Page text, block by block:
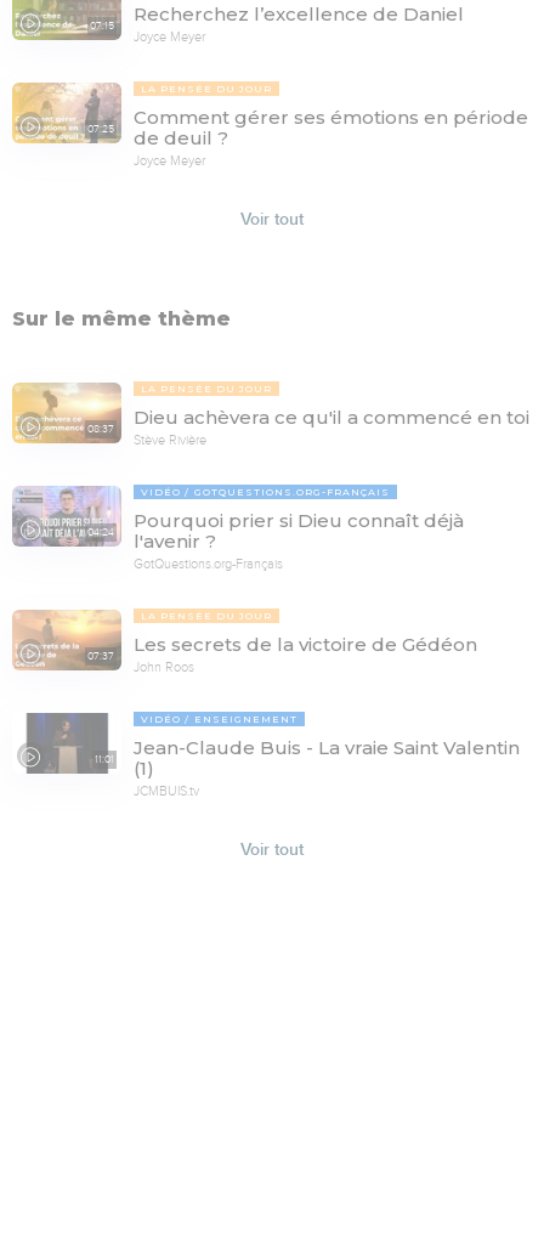
07:15
Recherchez l’excellence de Daniel
Joyce Meyer
07:25
LA PENSÉE DU JOUR
Comment gérer ses émotions en période
de deuil ?
Joyce Meyer
Voir tout
Sur le même thème
08:37
LA PENSÉE DU JOUR
Dieu achèvera ce qu'il a commencé en toi
Stève Rivière
04:24
VIDÉO GOTQUESTIONS.ORG-FRANÇAIS
Pourquoi prier si Dieu connaît déjà
l'avenir ?
GotQuestions.org-Français
07:37
LA PENSÉE DU JOUR
Les secrets de la victoire de Gédéon
John Roos
11:01
VIDÉO ENSEIGNEMENT
Jean-Claude Buis - La vraie Saint Valentin
(1)
JCMBUIS.tv
Voir tout